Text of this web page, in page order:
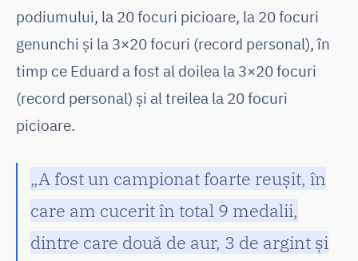
podiumului, la 20 focuri picioare, la 20 focuri
genunchi și la 3×20 focuri (record personal), în
timp ce Eduard a fost al doilea la 3×20 focuri
(record personal) și al treilea la 20 focuri
picioare.
„A fost un campionat foarte reușit, în
care am cucerit în total 9 medalii,
dintre care două de aur, 3 de argint și